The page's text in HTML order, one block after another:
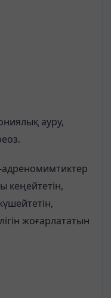
ауру,
адреномимтиктер
кеңейтетін,
жоғарлататын